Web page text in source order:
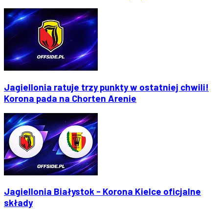
Jagiellonia ratuje trzy punkty w ostatniej chwili!
Korona pada na Chorten Arenie
Jagiellonia Białystok - Korona Kielce oficjalne
składy